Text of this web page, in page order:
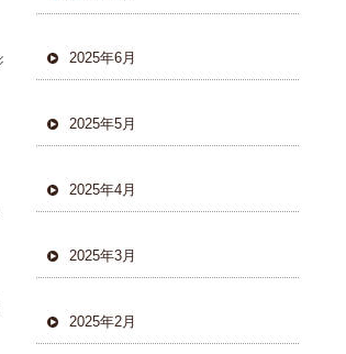
2025年6月
2025年5月
2025年4月
2025年3月
2025年2月